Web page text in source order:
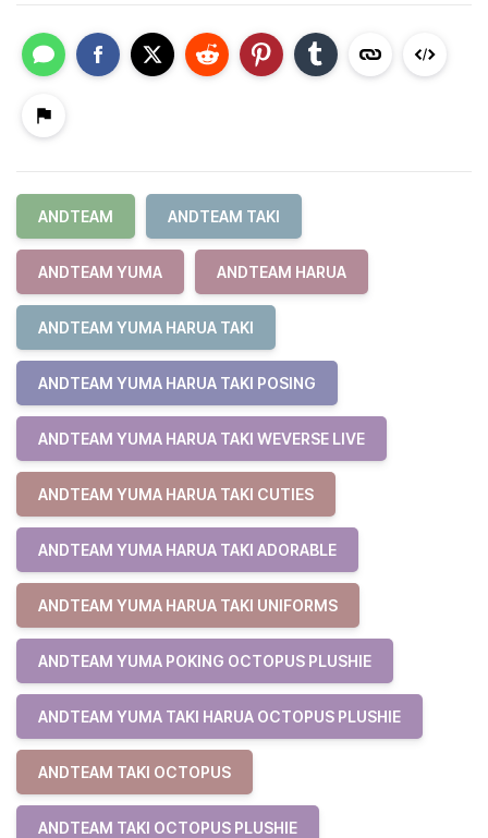
ANDTEAM ANDTEAM TAKI
ANDTEAM YUMA ANDTEAM HARUA
ANDTEAM YUMA HARUA TAKI
ANDTEAM YUMA HARUA TAKI POSING
ANDTEAM YUMA HARUA TAKI WEVERSE LIVE
ANDTEAM YUMA HARUA TAKI CUTIES
ANDTEAM YUMA HARUA TAKI ADORABLE
ANDTEAM YUMA HARUA TAKI UNIFORMS
ANDTEAM YUMA POKING OCTOPUS PLUSHIE
ANDTEAM YUMA TAKI HARUA OCTOPUS PLUSHIE
ANDTEAM TAKI OCTOPUS
ANDTEAM TAKI OCTOPUS PLUSHIE